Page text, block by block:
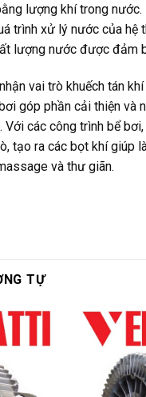
lượng khí trong
trình xử lý nước của hệ
lượng nước được đảm
vai trò khuếch tán
góp phần cải thiện và
Với các công trình bể
tạo ra các bọt khí giúp
và thư giãn.
TỰ